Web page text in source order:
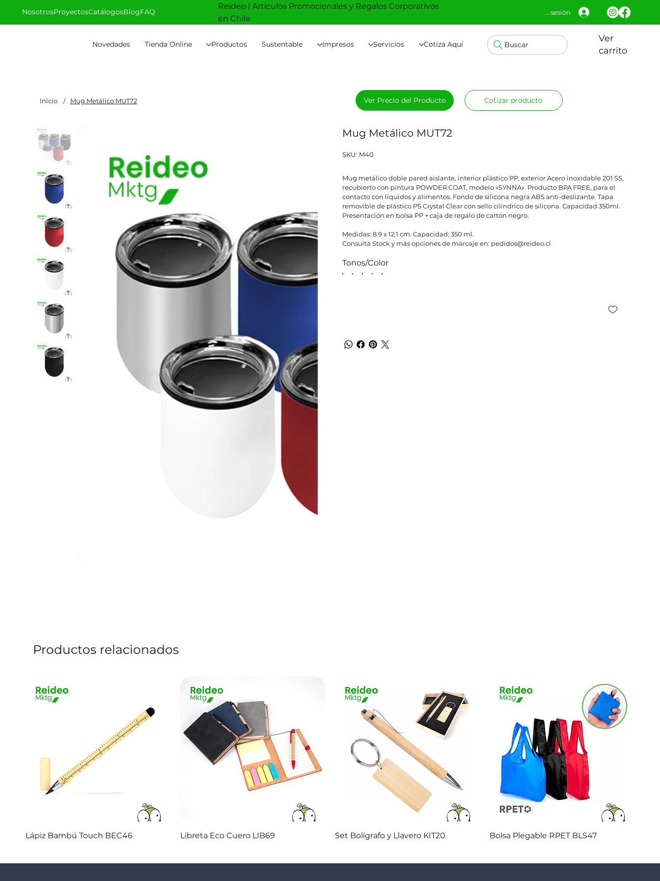
Novedades Tienda Online Productos Sustentable Impresos Servicios Cotiza Aquí Buscar
Ver
carrito
NosotrosProyectosCatálogosBlogFAQ
Reideo | Artículos Promocionales y Regalos Corporativos
en Chile
Iniciar sesión
Inicio / Mug Metálico MUT72
Mug Metálico MUT72
SKU: SKU
M40
M40
Mug metálico doble pared aislante, interior plástico PP, exterior Acero inoxidable 201 SS,
recubierto con pintura POWDER COAT, modelo «SYNNA». Producto BPA FREE, para el
contacto con líquidos y alimentos. Fondo de silicona negra ABS anti-deslizante. Tapa
removible de plástico PS Crystal Clear con sello cilíndrico de silicona. Capacidad 350ml.
Presentación en bolsa PP + caja de regalo de cartón negro.
Medidas: 8.9 x 12.1 cm. Capacidad: 350 ml.
Consulta Stock y más opciones de marcaje en: pedidos@reideo.cl
Tonos/Color
Ver Precio del Producto Cotizar producto
Productos relacionados
Vista rápida
Lápiz Bambú Touch BEC46 Vista rápida
Libreta Eco Cuero LIB69 Vista rápida
Set Bolígrafo y Llavero KIT20 Vista rápida
Bolsa Plegable RPET BLS47